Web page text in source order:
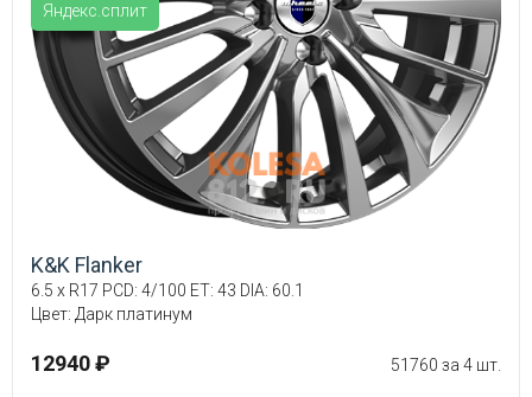
Яндекс.сплит
K&K Flanker
6.5 x R17 PCD: 4/100 ET: 43 DIA: 60.1
Цвет: Дарк платинум
12940 ₽ 51760 за 4 шт.